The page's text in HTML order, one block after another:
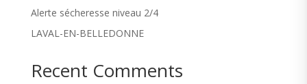
Alerte sécheresse niveau 2/4
LAVAL-EN-BELLEDONNE
Recent Comments